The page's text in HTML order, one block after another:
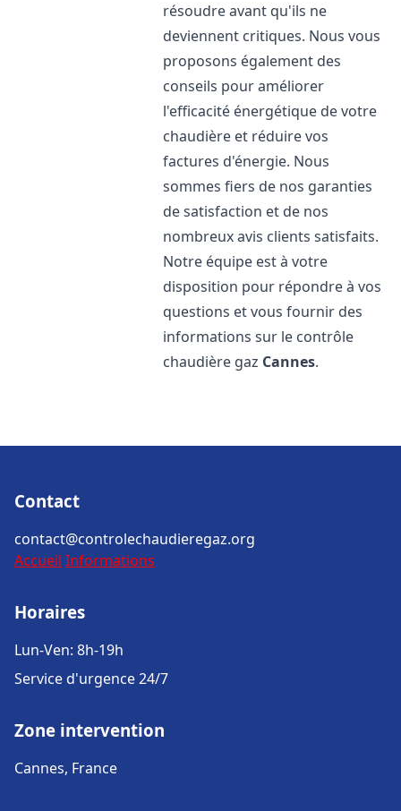
résoudre avant qu'ils ne
deviennent critiques. Nous vous
proposons également des
conseils pour améliorer
l'efficacité énergétique de votre
chaudière et réduire vos
factures d'énergie. Nous
sommes fiers de nos garanties
de satisfaction et de nos
nombreux avis clients satisfaits.
Notre équipe est à votre
disposition pour répondre à vos
questions et vous fournir des
informations sur le contrôle
chaudière gaz Cannes.
Contact
contact@controlechaudieregaz.org
Accueil Informations
Horaires
Lun-Ven: 8h-19h
Service d'urgence 24/7
Zone intervention
Cannes, France